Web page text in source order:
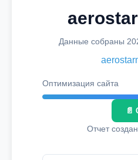
Данные собраны
Оптимизация сайта
📄
Отчет